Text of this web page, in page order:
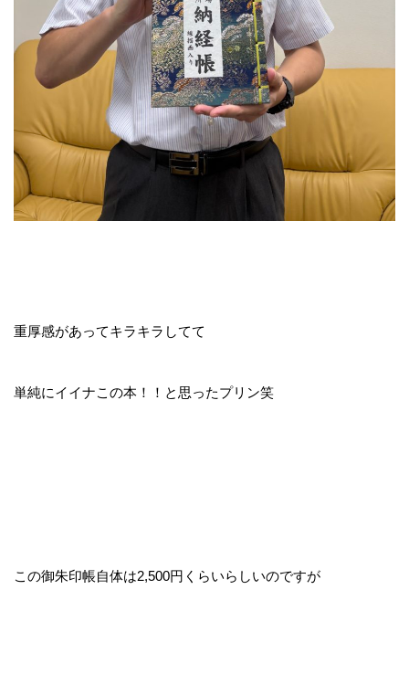
重厚感があってキラキラしてて
単純にイイナこの本！！と思ったプリン笑
この御朱印帳自体は2,500円くらいらしいのですが